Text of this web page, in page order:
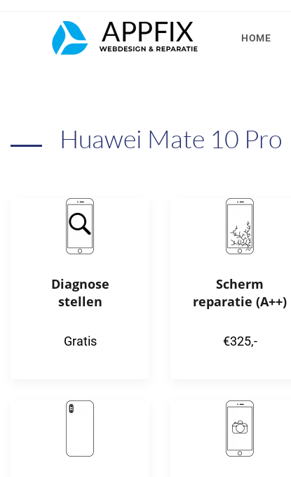
HOME
Huawei Mate 10 Pro
Diagnose
stellen
Gratis
Scherm
reparatie (A++)
€325,-